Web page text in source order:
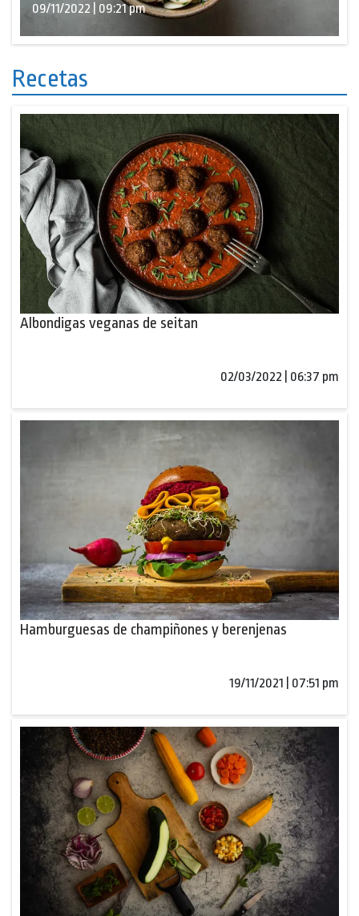
09/11/2022 | 09:21 pm
Recetas
Albondigas veganas de seitan
02/03/2022 | 06:37 pm
Hamburguesas de champiñones y berenjenas
19/11/2021 | 07:51 pm